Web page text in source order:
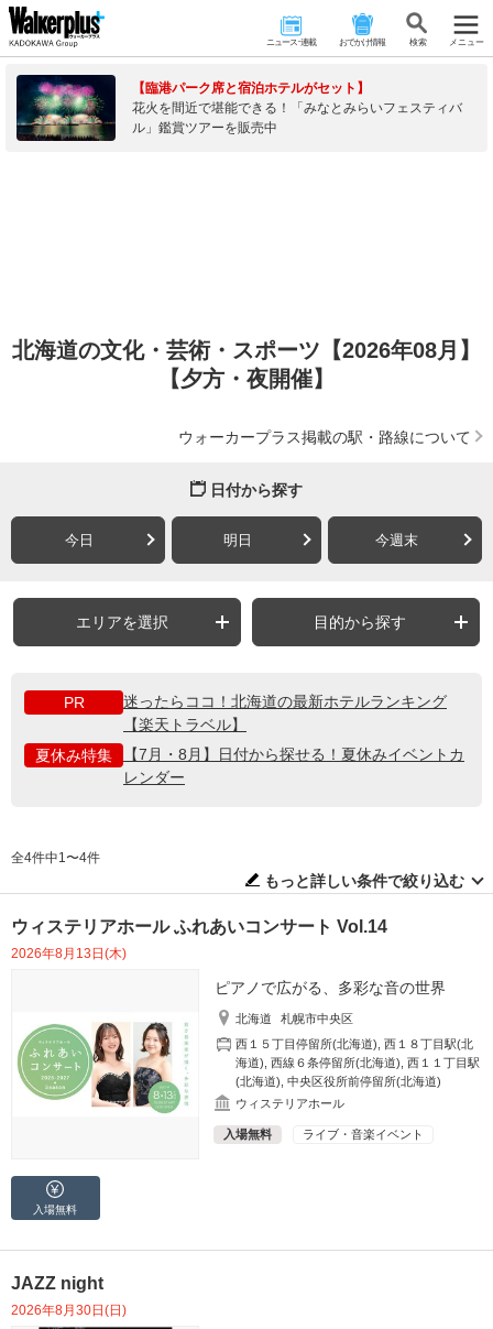
ニュース･連載 おでかけ情報 検 索 メニュー
【臨港パーク席と宿泊ホテルがセット】
花火を間近で堪能できる！「みなとみらいフェスティバ
ル」鑑賞ツアーを販売中
北海道の文化・芸術・スポーツ【2026年08月】
【夕方・夜開催】
ウォーカープラス掲載の駅・路線について
日付から探す
今日 明日 今週末
エリアを選択 目的から探す
PR
迷ったらココ！北海道の最新ホテルランキング
【楽天トラベル】
夏休み特集
【7月・8月】日付から探せる！夏休みイベントカ
レンダー
全4件中1〜4件
もっと詳しい条件で絞り込む
ウィステリアホール ふれあいコンサート Vol.14
2026年8月13日(木)
ピアノで広がる、多彩な音の世界
北海道
札幌市中央区
西１５丁目停留所(北海道) ,西１８丁目駅(北
海道) ,西線６条停留所(北海道) ,西１１丁目駅
(北海道) ,中央区役所前停留所(北海道)
ウィステリアホール
入場無料 ライブ・音楽イベント
入場無料
JAZZ night
2026年8月30日(日)